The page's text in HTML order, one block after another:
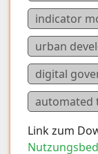
indicator
urban
digital
automated
Link zum